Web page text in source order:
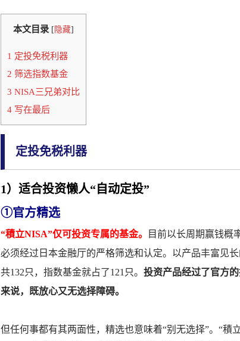
本文目录 [ 隐藏]
1 定投免税利器
2 筛选指数基金
3 NISA三兄弟对比
4 写在最后
定投免税利器
1）适合投资懒人“自动定投”
①官方精选
“積立NISA”仅可投资专属的基金。
目前以长周期赢钱概
必须经过日本金融厅的严格筛选和认定。以产品丰富见长
共132只，指数基金就占了121只。 投资产品经过了官方
来说，既放心又无选择障碍。
但任何事都有其两面性，精选也意味着“别无选择”。“積